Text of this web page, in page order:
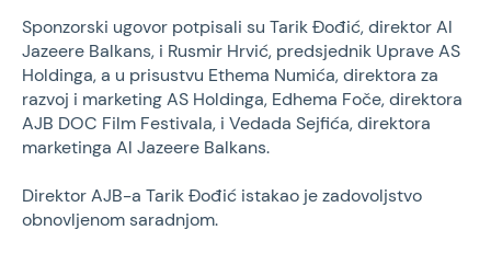
Sponzorski ugovor potpisali su Tarik Ðođić, direktor Al
Jazeere Balkans, i Rusmir Hrvić, predsjednik Uprave AS
Holdinga, a u prisustvu Ethema Numića, direktora za
razvoj i marketing AS Holdinga, Edhema Foče, direktora
AJB DOC Film Festivala, i Vedada Sejfića, direktora
marketinga Al Jazeere Balkans.
Direktor AJB-a Tarik Ðođić istakao je zadovoljstvo
obnovljenom saradnjom.